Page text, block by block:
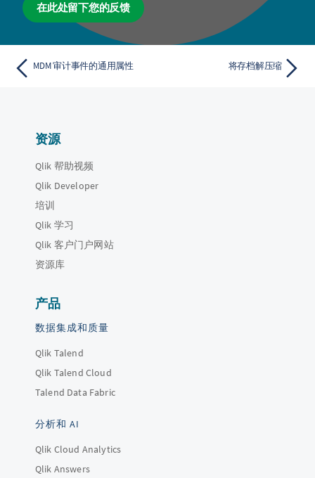
在此处留下您的反馈
MDM 审计事件的通用属性 将存档解压缩
资源
Qlik 帮助视频
Qlik Developer
培训
Qlik 学习
Qlik 客户门户网站
资源库
产品
数据集成和质量
Qlik Talend
Qlik Talend Cloud
Talend Data Fabric
分析和 AI
Qlik Cloud Analytics
Qlik Answers